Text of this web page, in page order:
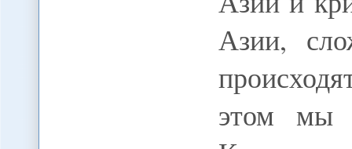
Азии,
этом мы